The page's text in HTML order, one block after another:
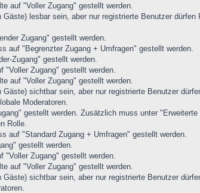
auf "Voller Zugang" gestellt werden.
lesbar sein, aber nur registrierte Benutzer
Zugang" gestellt werden.
auf "Begrenzter Zugang + Umfragen" gestellt werden.
Zugang" gestellt werden.
"Voller Zugang" gestellt werden.
auf "Voller Zugang" gestellt werden.
sichtbar sein, aber nur registrierte Benutzer
Moderatoren.
gestellt werden. Zusätzlich muss unter
Rolle.
auf "Standard Zugang + Umfragen" gestellt werden.
gestellt werden.
"Voller Zugang" gestellt werden.
auf "Voller Zugang" gestellt werden.
sichtbar sein, aber nur registrierte Benutzer